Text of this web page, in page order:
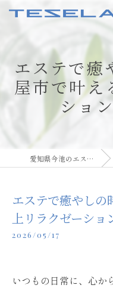
エステで癒
屋市で叶え
ショ
愛知県今池のエステならBody care TESELA
エステで癒やしの
上リラクゼーショ
2026/05/17
いつもの日常に、心か